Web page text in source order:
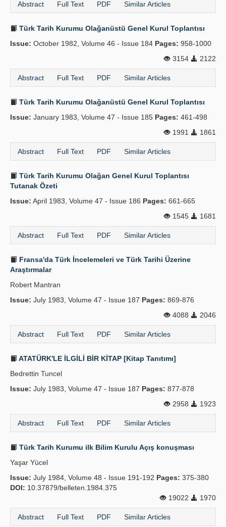
Abstract Full Text PDF Similar Articles
Türk Tarih Kurumu Olağanüstü Genel Kurul Toplantısı
Issue: October 1982, Volume 46 - Issue 184 Pages: 958-1000
3154
2122
Abstract Full Text PDF Similar Articles
Türk Tarih Kurumu Olağanüstü Genel Kurul Toplantısı
Issue: January 1983, Volume 47 - Issue 185 Pages: 461-498
1991
1861
Abstract Full Text PDF Similar Articles
Türk Tarih Kurumu Olağan Genel Kurul Toplantısı
Tutanak Özeti
Issue: April 1983, Volume 47 - Issue 186 Pages: 661-665
1545
1681
Abstract Full Text PDF Similar Articles
Fransa'da Türk İncelemeleri ve Türk Tarihi Üzerine
Araştırmalar
Robert Mantran
Issue: July 1983, Volume 47 - Issue 187 Pages: 869-876
4088
2046
Abstract Full Text PDF Similar Articles
ATATÜRK'LE İLGİLİ BİR KİTAP [Kitap Tanıtımı]
Bedrettin Tuncel
Issue: July 1983, Volume 47 - Issue 187 Pages: 877-878
2958
1923
Abstract Full Text PDF Similar Articles
Türk Tarih Kurumu ilk Bilim Kurulu Açış konuşması
Yaşar Yücel
Issue: July 1984, Volume 48 - Issue 191-192 Pages: 375-380
DOI: 10.37879/belleten.1984.375
19022
1970
Abstract Full Text PDF Similar Articles